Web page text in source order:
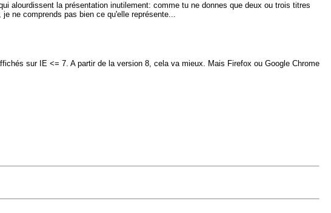
alourdissent la présentation inutilement: comme tu ne donnes que deux ou trois titres
ne comprends pas bien ce qu'elle représente...
sur IE <= 7. A partir de la version 8, cela va mieux. Mais Firefox ou Google Chrome